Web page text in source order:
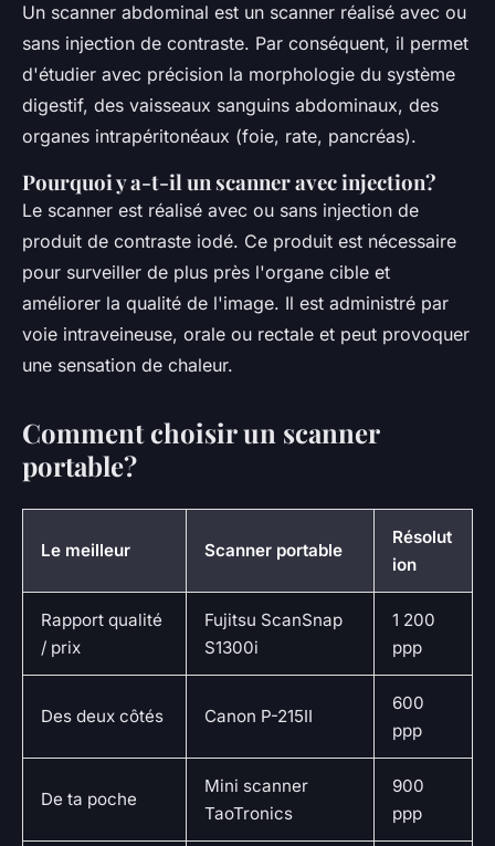
Un scanner abdominal est un scanner réalisé avec ou
sans injection de contraste. Par conséquent, il permet
d'étudier avec précision la morphologie du système
digestif, des vaisseaux sanguins abdominaux, des
organes intrapéritonéaux (foie, rate, pancréas).
Pourquoi y a-t-il un scanner avec injection?
Le scanner est réalisé avec ou sans injection de
produit de contraste iodé. Ce produit est nécessaire
pour surveiller de plus près l'organe cible et
améliorer la qualité de l'image. Il est administré par
voie intraveineuse, orale ou rectale et peut provoquer
une sensation de chaleur.
Comment choisir un scanner
portable?
Le meilleur Scanner portable
Résolut
ion
Rapport qualité
/ prix
Fujitsu ScanSnap
S1300i
1 200
ppp
Des deux côtés Canon P-215II
600
ppp
De ta poche
Mini scanner
TaoTronics
900
ppp